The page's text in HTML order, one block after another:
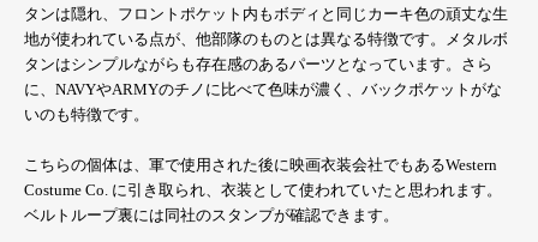
タンは隠れ、フロントポケット内もボディと同じカーキ色の頑丈な生
地が使われている点が、他部隊のものとは異なる特徴です。メタルボ
タンはシンプルながらも存在感のあるパーツとなっています。さら
に、NAVYやARMYのチノに比べて色味が濃く、バックポケットがな
いのも特徴です。
こちらの個体は、軍で使用された後に映画衣装会社でもあるWestern
Costume Co. に引き取られ、衣装として使われていたと思われます。
ベルトループ裏には同社のスタンプが確認できます。